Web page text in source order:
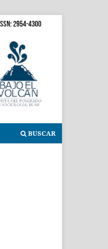
BUSCAR